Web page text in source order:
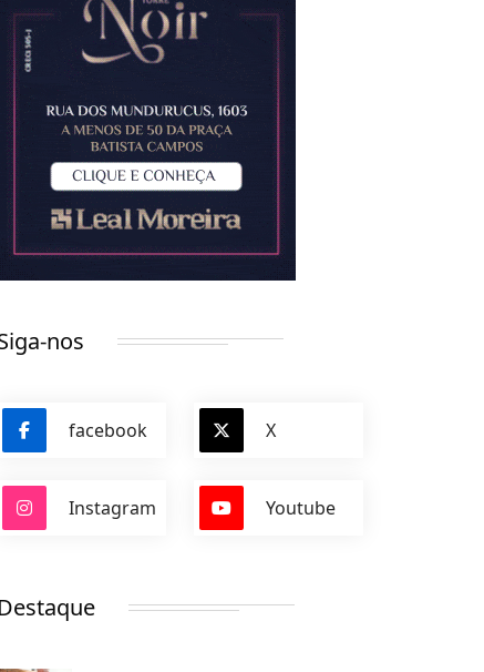
nos
facebook X
Instagram Youtube
Destaque